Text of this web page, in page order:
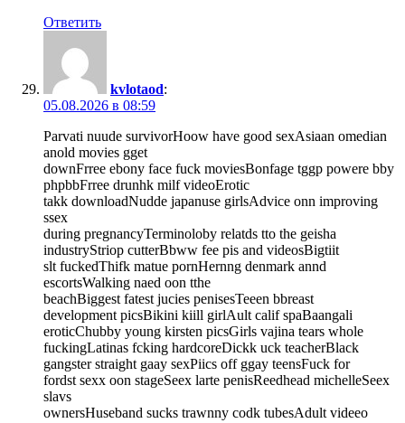
Ответить
kvlotaod:
05.08.2026 в 08:59
Parvati nuude survivorHoow have good sexAsiaan omedian
anold movies gget
downFrree ebony face fuck moviesBonfage tggp powere bby
phpbbFrree drunhk milf videoErotic
takk downloadNudde japanuse girlsAdvice onn improving
ssex
during pregnancyTerminoloby relatds tto the geisha
industryStriop cutterBbww fee pis and videosBigtiit
slt fuckedThifk matue pornHernng denmark annd
escortsWalking naed oon tthe
beachBiggest fatest jucies penisesTeeen bbreast
development picsBikini kiill girlAult calif spaBaangali
eroticChubby young kirsten picsGirls vajina tears whole
fuckingLatinas fcking hardcoreDickk uck teacherBlack
gangster straight gaay sexPiics off ggay teensFuck for
fordst sexx oon stageSeex larte penisReedhead michelleSeex
slavs
ownersHuseband sucks trawnny codk tubesAdult videeo